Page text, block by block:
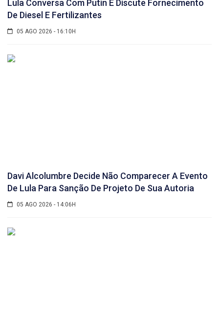
Lula Conversa Com Putin E Discute Fornecimento
De Diesel E Fertilizantes
05 AGO 2026 - 16:10H
Davi Alcolumbre Decide Não Comparecer A Evento
De Lula Para Sanção De Projeto De Sua Autoria
05 AGO 2026 - 14:06H